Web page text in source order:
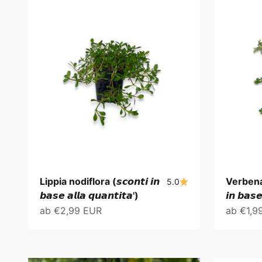
Lippia nodiflora (𝙨𝙘𝙤𝙣𝙩𝙞 𝙞𝙣
𝙗𝙖𝙨𝙚 𝙖𝙡𝙡𝙖 𝙦𝙪𝙖𝙣𝙩𝙞𝙩𝙖')
5.0
Angebot
ab €2,99 EUR
𝙞𝙣
ab